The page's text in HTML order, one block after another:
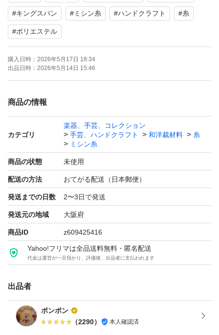
5→濃紺 12→ベージュ
6→グレー 13→濃グレー
7→濃いベージュ 14→ダークグリーン
15→チャコールグレー
16→紺
◆4ページ目
18→白
19→黒
◆ご希望色、ご希望本数ありましたらコメントください。
専用出店させていただきます
1本@390 11本@2050
2本@660 12本@2200
3本@870 13本@2340
5本@1149 15本@2625
6本@1240 16本@2840
7本@1400 17本@2975
#キングスパン #ミシン糸 #ハンドクラフト #糸
#ポリエステル
購入日時： 2026年5月17日 18:34
出品日時： 2026年5月14日 15:46
商品の情報
カテゴリ
楽器、手芸、コレクション
手芸、ハンドクラフト
和洋裁材料
糸
ミシン糸
商品の状態 未使用
配送の方法 おてがる配送（日本郵便）
発送までの日数 2〜3日で発送
発送元の地域 大阪府
商品ID z609425416
Yahoo!フリマは全品送料無料・匿名配送
代金は運営が一旦預かり、評価後、出品者に支払われます
出品者
ポンポン
（2290） 本人確認済